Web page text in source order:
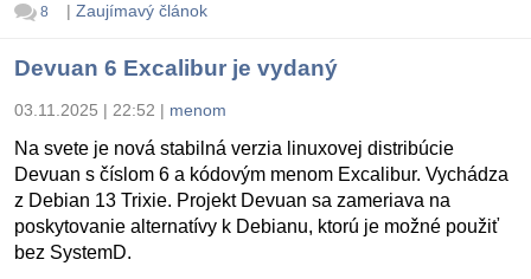
8 | Zaujímavý článok
Devuan 6 Excalibur je vydaný
03.11.2025 | 22:52 | menom
Na svete je nová stabilná verzia linuxovej distribúcie
Devuan s číslom 6 a kódovým menom Excalibur. Vychádza
z Debian 13 Trixie. Projekt Devuan sa zameriava na
poskytovanie alternatívy k Debianu, ktorú je možné použiť
bez SystemD.